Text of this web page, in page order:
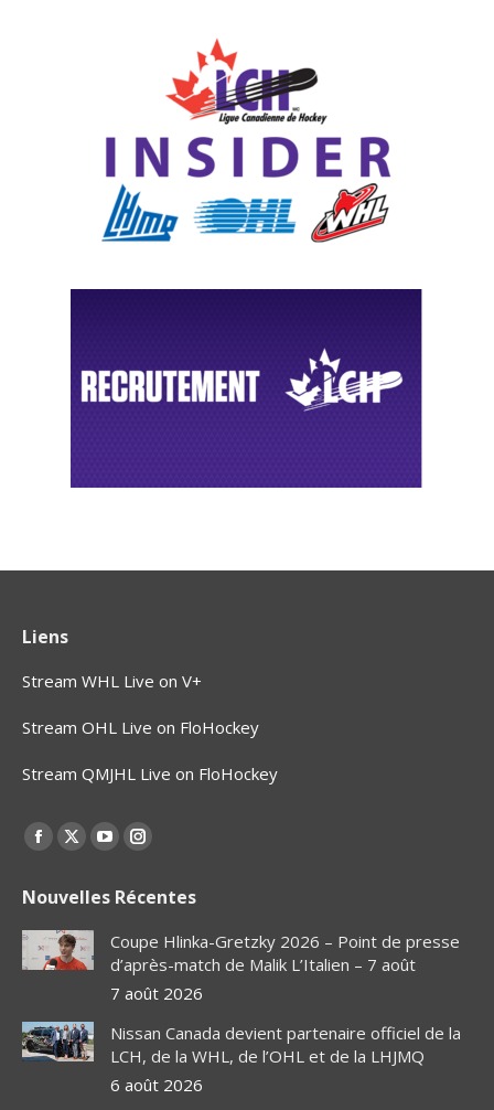
Liens
Stream WHL Live on V+
Stream OHL Live on FloHockey
Stream QMJHL Live on FloHockey
Find us on:
Facebook
opens
in
new
X
opens
in
new
window
YouTube
opens
in
new
window
Instagram
opens
in
new
window
Nouvelles Récentes
Coupe Hlinka-Gretzky 2026 – Point de presse
d’après-match de Malik L’Italien – 7 août
7 août 2026
Nissan Canada devient partenaire officiel de la
LCH, de la WHL, de l’OHL et de la LHJMQ
6 août 2026